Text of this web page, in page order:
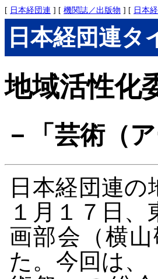
[ 日本経団連 ] [ 機関誌／出版物 ] [ 日本
日本経団連タ
地域活性化
－「芸術（
日本経団連
１月１７日
画部会（横
た。今回は、